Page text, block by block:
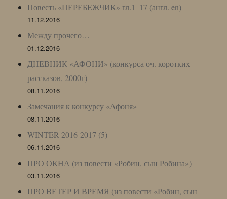
Повесть «ПЕРЕБЕЖЧИК» гл.1_17 (англ. en)
11.12.2016
Между прочего…
01.12.2016
ДНЕВНИК «АФОНИ» (конкурса оч. коротких
рассказов, 2000г)
08.11.2016
Замечания к конкурсу «Афоня»
08.11.2016
WINTER 2016-2017 (5)
06.11.2016
ПРО ОКНА (из повести «Робин, сын Робина»)
03.11.2016
ПРО ВЕТЕР И ВРЕМЯ (из повести «Робин, сын